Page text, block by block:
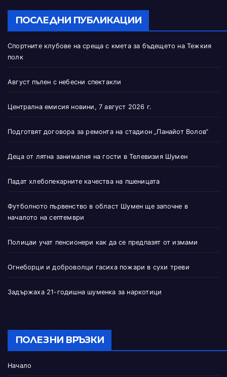
ПОСЛЕДНИ ПУБЛИКАЦИИ
Спортните клубове на среща с кмета за бъдещето на Тежкия
полк
Август пълен с небесни спектакли
Централна емисия новини, 7 август 2026 г.
Подготвят договора за ремонта на стадион „Панайот Волов“
Деца от лятна занималня на гости в Телевизия Шумен
Падат хлебопекарните качества на пшеницата
Футболното първенство в област Шумен ще започне в
началото на септември
Полицаи учат пенсионери как да се предпазят от измами
Огнеборци и доброволци гасиха пожари в сухи треви
Задържаха 21-годишна шуменка за наркотици
ПОЛЕЗНИ ВРЪЗКИ
Начало